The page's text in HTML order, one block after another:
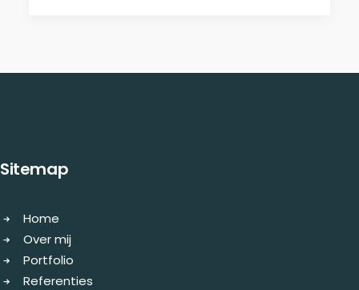
Sitemap
Home
Over mij
Portfolio
Referenties